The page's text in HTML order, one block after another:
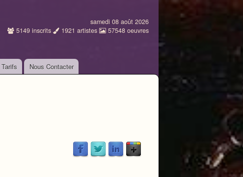
samedi 08 août 2026
5149 inscrits 1921 artistes 57548 oeuvres
Tarifs Nous Contacter